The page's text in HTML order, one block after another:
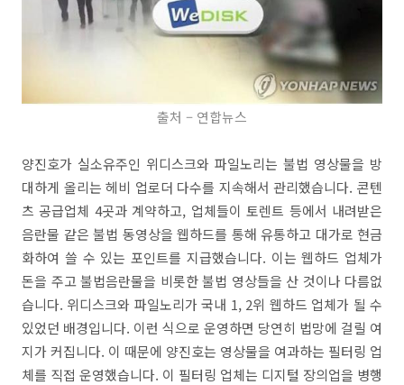
출처 – 연합뉴스
양진호가 실소유주인 위디스크와 파일노리는 불법 영상물을 방
대하게 올리는 헤비 업로더 다수를 지속해서 관리했습니다. 콘텐
츠 공급업체 4곳과 계약하고, 업체들이 토렌트 등에서 내려받은
음란물 같은 불법 동영상을 웹하드를 통해 유통하고 대가로 현금
화하여 쓸 수 있는 포인트를 지급했습니다. 이는 웹하드 업체가
돈을 주고 불법음란물을 비롯한 불법 영상들을 산 것이나 다름없
습니다. 위디스크와 파일노리가 국내 1, 2위 웹하드 업체가 될 수
있었던 배경입니다. 이런 식으로 운영하면 당연히 법망에 걸릴 여
지가 커집니다. 이 때문에 양진호는 영상물을 여과하는 필터링 업
체를 직접 운영했습니다. 이 필터링 업체는 디지털 장의업을 병행